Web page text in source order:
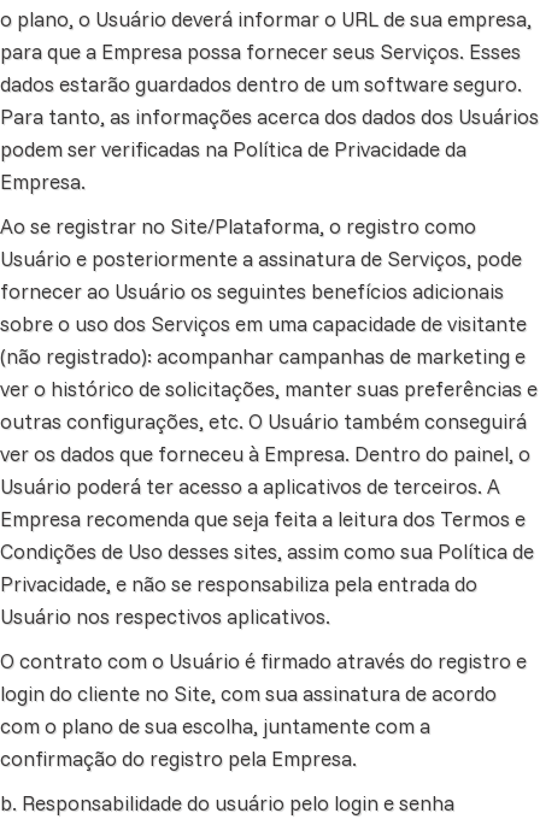
o plano, o Usuário deverá informar o URL de sua empresa,
para que a Empresa possa fornecer seus Serviços. Esses
dados estarão guardados dentro de um software seguro.
Para tanto, as informações acerca dos dados dos Usuários
podem ser verificadas na Política de Privacidade da
Empresa.
Ao se registrar no Site/Plataforma, o registro como
Usuário e posteriormente a assinatura de Serviços, pode
fornecer ao Usuário os seguintes benefícios adicionais
sobre o uso dos Serviços em uma capacidade de visitante
(não registrado): acompanhar campanhas de marketing e
ver o histórico de solicitações, manter suas preferências e
outras configurações, etc. O Usuário também conseguirá
ver os dados que forneceu à Empresa. Dentro do painel, o
Usuário poderá ter acesso a aplicativos de terceiros. A
Empresa recomenda que seja feita a leitura dos Termos e
Condições de Uso desses sites, assim como sua Política de
Privacidade, e não se responsabiliza pela entrada do
Usuário nos respectivos aplicativos.
O contrato com o Usuário é firmado através do registro e
login do cliente no Site, com sua assinatura de acordo
com o plano de sua escolha, juntamente com a
confirmação do registro pela Empresa.
b. Responsabilidade do usuário pelo login e senha